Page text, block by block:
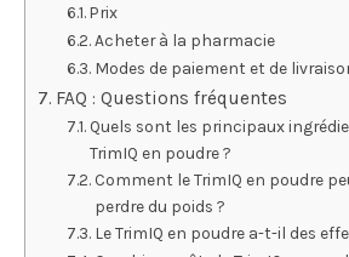
Prix
Acheter à la pharmacie
Modes de paiement et de
FAQ : Questions fréquentes
Quels sont les principaux
TrimIQ en poudre ?
Comment le TrimIQ en poudre
perdre du poids ?
Le TrimIQ en poudre a-t-il des